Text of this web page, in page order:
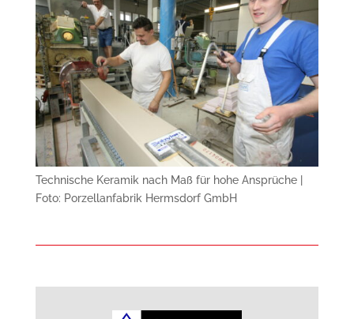
Technische Keramik nach Maß für hohe Ansprüche |
Foto: Porzellanfabrik Hermsdorf GmbH